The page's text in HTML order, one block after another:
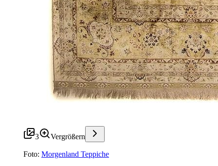
3 Vergrößern
Foto: Morgenland Teppiche